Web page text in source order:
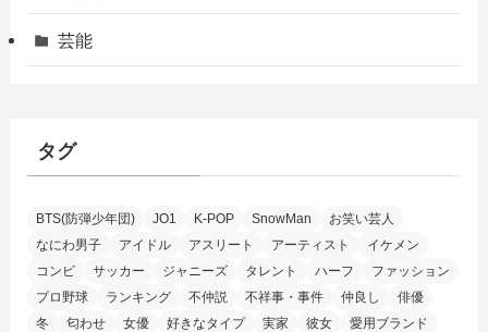
芸能
タグ
BTS(防弾少年団) JO1 K-POP SnowMan
お笑い芸人
なにわ男子
アイドル アスリート アーティスト
イケメン
コンビ
サッカー ジャニーズ タレント ハーフ
ファッション
プロ野球
ランキング 不仲説 不祥事・事件 仲良し
俳優
冬
匂わせ 女優 好きなタイプ 実家 彼女
愛用ブランド